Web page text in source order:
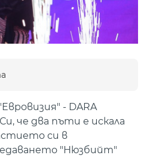
- DARA
че два пъти е искала
си в
"Нюзбийт"